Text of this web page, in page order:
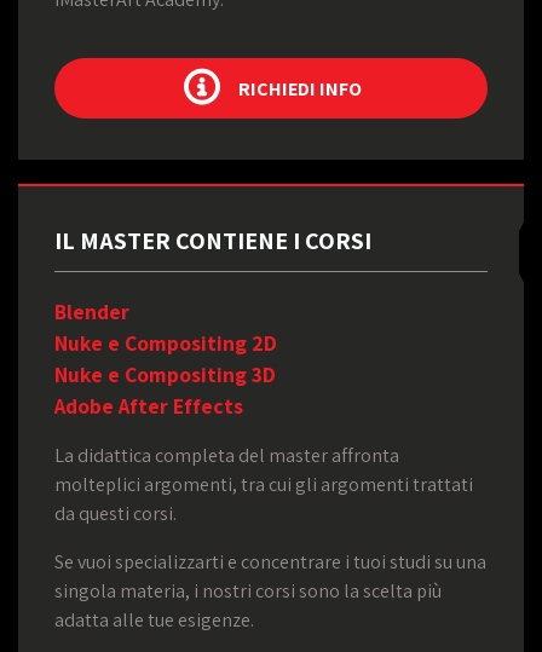
RICHIEDI INFO
IL MASTER CONTIENE I CORSI
Blender
Nuke e Compositing 2D
Nuke e Compositing 3D
Adobe After Effects
La didattica completa del master affronta
molteplici argomenti, tra cui gli argomenti trattati
da questi corsi.
Se vuoi specializzarti e concentrare i tuoi studi su una
singola materia, i nostri corsi sono la scelta più
adatta alle tue esigenze.